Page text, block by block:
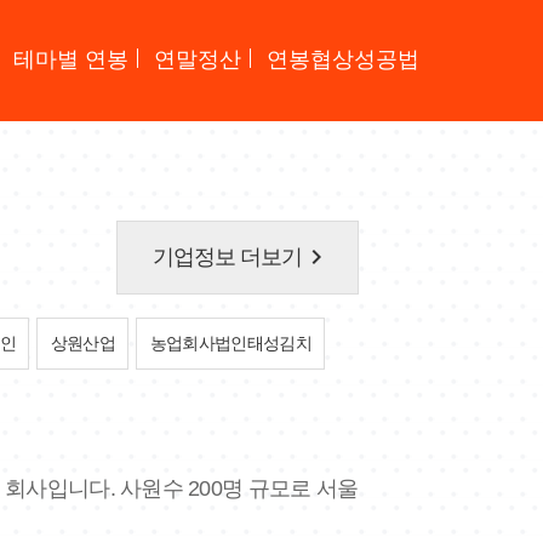
테마별 연봉 연말정산 연봉협상성공법
기업정보 더보기 keyboard_arrow_right
상원산업 농업회사법인태성김치
사입니다. 사원수 200명 규모로 서울